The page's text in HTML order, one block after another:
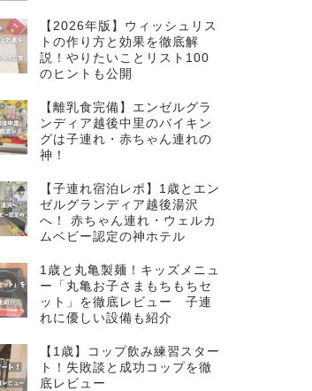
【2026年版】ウィッシュリス
トの作り方と効果を徹底解
説！やりたいことリスト100
のヒントも公開
【離乳食完備】エンゼルグラ
ンディア越後中里のバイキン
グは子連れ・赤ちゃん連れの
神！
【子連れ宿泊レポ】1歳とエン
ゼルグランディア越後湯沢
へ！ 赤ちゃん連れ・ウェルカ
ムベビー認定の神ホテル
1歳と丸亀製麺！キッズメニュ
ー「丸亀お子さまもちもちセ
ット」を徹底レビュー 子連
れに優しい設備も紹介
【1歳】コップ飲み練習スター
ト！失敗談と成功コップを徹
底レビュー